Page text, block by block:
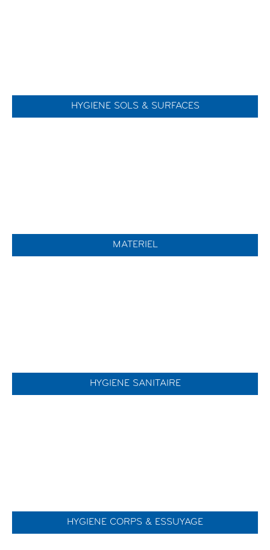
HYGIENE SOLS & SURFACES
MATERIEL
HYGIENE SANITAIRE
HYGIENE CORPS & ESSUYAGE